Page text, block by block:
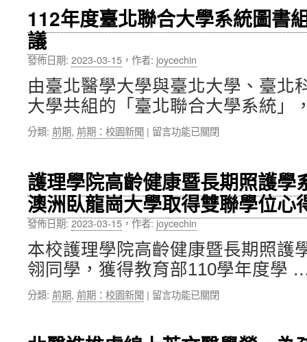
於
骨
損
復〉
中
術
分
動
醫
學
影
和
體
學，
使
用
人
工
智
慧
測
院
協
作
劃
生
醫
事
發
校
區
聯
行
政
中
心
設
置
為
進
駐
校
區
各
單
位
供
的
112年度臺北聯合大學系統圖書
議
發佈日期: 2023-03-15 ， 作者: joycechin
由臺北醫學大學與臺北大學、臺北
大學共組的「臺北聯合大學系統
分類: 前期, 前期：校園新聞 | 在
度
臺
北
聯
合
大
學
系
統
圖
召
留言功能已關閉
護理學院高齡健康暨長期照護學
澳洲臥龍崗大學取得雙聯學位心
發佈日期:2023-03-15，作者: joycechin
本校護理學院高齡健康暨長期照護
翎同學，獲得教育部110學年度學
分類: 前期, 前期：校園新聞 | 在
學
留言功能已關閉